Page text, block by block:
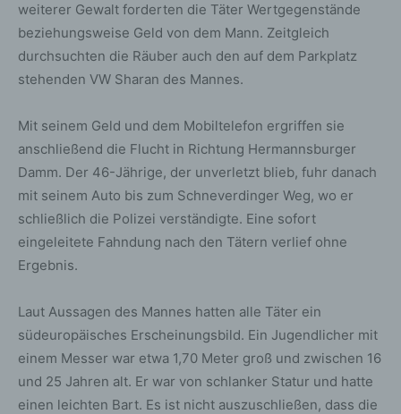
weiterer Gewalt forderten die Täter Wertgegenstände
beziehungsweise Geld von dem Mann. Zeitgleich
durchsuchten die Räuber auch den auf dem Parkplatz
stehenden VW Sharan des Mannes.
Mit seinem Geld und dem Mobiltelefon ergriffen sie
anschließend die Flucht in Richtung Hermannsburger
Damm. Der 46-Jährige, der unverletzt blieb, fuhr danach
mit seinem Auto bis zum Schneverdinger Weg, wo er
schließlich die Polizei verständigte. Eine sofort
eingeleitete Fahndung nach den Tätern verlief ohne
Ergebnis.
Laut Aussagen des Mannes hatten alle Täter ein
südeuropäisches Erscheinungsbild. Ein Jugendlicher mit
einem Messer war etwa 1,70 Meter groß und zwischen 16
und 25 Jahren alt. Er war von schlanker Statur und hatte
einen leichten Bart. Es ist nicht auszuschließen, dass die